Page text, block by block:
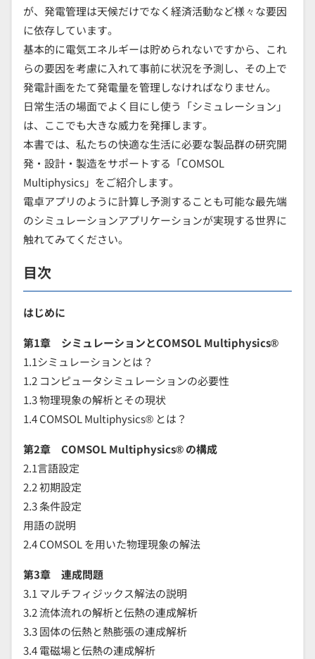
が、発電管理は天候だけでなく経済活動など様々な要因
に依存しています。
基本的に電気エネルギーは貯められないですから、これ
らの要因を考慮に入れて事前に状況を予測し、その上で
発電計画をたて発電量を管理しなければなりません。
日常生活の場面でよく目にし使う「シミュレーション」
は、ここでも大きな威力を発揮します。
本書では、私たちの快適な生活に必要な製品群の研究開
発・設計・製造をサポートする「COMSOL
Multiphysics」をご紹介します。
電卓アプリのように計算し予測することも可能な最先端
のシミュレーションアプリケーションが実現する世界に
触れてみてください。
目次
はじめに
第1章 シミュレーションとCOMSOL Multiphysics®
1.1シミュレーションとは？
1.2 コンピュータシミュレーションの必要性
1.3 物理現象の解析とその現状
1.4 COMSOL Multiphysics® とは？
第2章 COMSOL Multiphysics® の構成
2.1言語設定
2.2 初期設定
2.3 条件設定
用語の説明
2.4 COMSOL を用いた物理現象の解法
第3章 連成問題
3.1 マルチフィジックス解法の説明
3.2 流体流れの解析と伝熱の連成解析
3.3 固体の伝熱と熱膨張の連成解析
3.4 電磁場と伝熱の連成解析